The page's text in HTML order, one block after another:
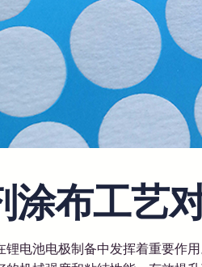
涂布工艺
锂电池电极制备中发挥着重要作